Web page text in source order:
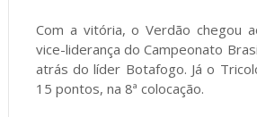
Com a vitória, o Verdão chegou
vice-liderança do Campeonato
atrás do líder Botafogo. Já o
15 pontos, na 8ª colocação.